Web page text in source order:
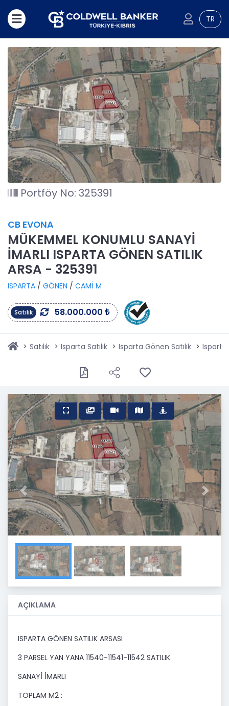
TR
Portföy No: 325391
CB EVONA
MÜKEMMEL KONUMLU SANAYİ
İMARLI ISPARTA GÖNEN SATILIK
ARSA - 325391
ISPARTA / GÖNEN / CAMİ M
Satılık 58.000.000 ₺
Satılık Isparta Satılık Isparta Gönen Satılık Isparta
Previous Next
AÇIKLAMA
ISPARTA GÖNEN SATILIK ARSASI
3 PARSEL YAN YANA 11540-11541-11542 SATILIK
SANAYİ İMARLI
TOPLAM M2 :